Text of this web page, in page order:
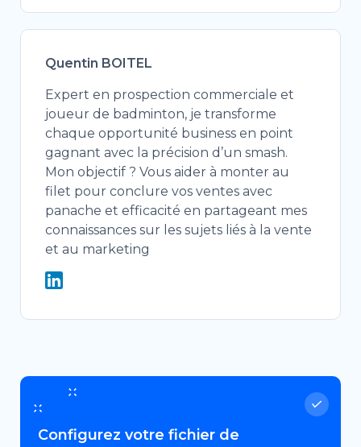
Quentin BOITEL
Expert en prospection commerciale et
joueur de badminton, je transforme
chaque opportunité business en point
gagnant avec la précision d’un smash.
Mon objectif ? Vous aider à monter au
filet pour conclure vos ventes avec
panache et efficacité en partageant mes
connaissances sur les sujets liés à la vente
et au marketing
Configurez votre fichier de